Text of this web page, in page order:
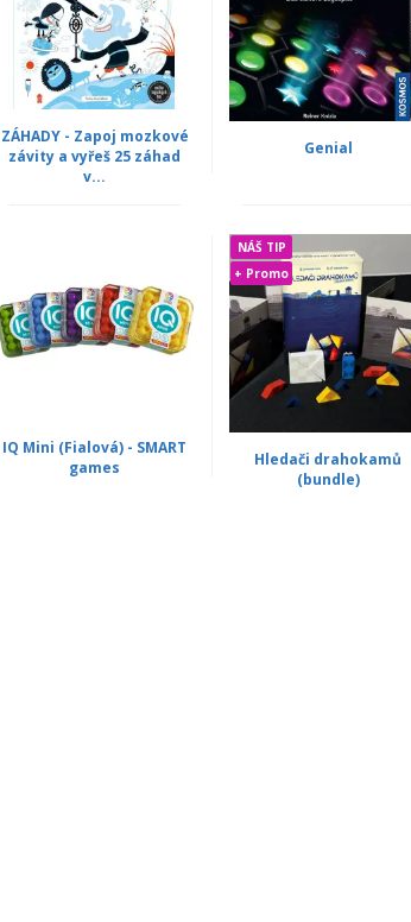
ZÁHADY - Zapoj mozkové
závity a vyřeš 25 záhad
v...
Genial
IQ Mini (Fialová) - SMART
games
NÁŠ TIP
+ Promo
Hledači drahokamů
(bundle)